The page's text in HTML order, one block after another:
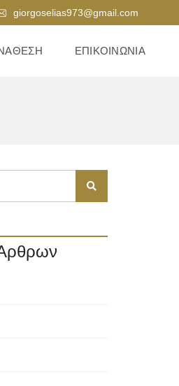
giorgoselias973@gmail.com
ΕΠΙΚΟΙΝΩΝΊΑ